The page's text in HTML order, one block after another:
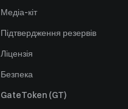
Медіа-кіт
Підтвердження резервів
Ліцензія
Безпека
GateToken (GT)